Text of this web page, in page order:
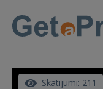
Skatījumi: 211